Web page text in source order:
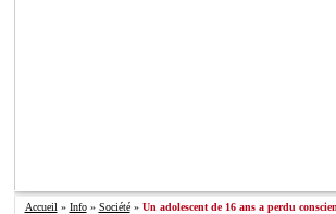
Accueil » Info» Société» Un adolescent de 16 ans a perdu